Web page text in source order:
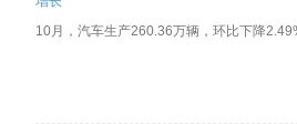
10月，汽车生产260.36万辆，环比下降